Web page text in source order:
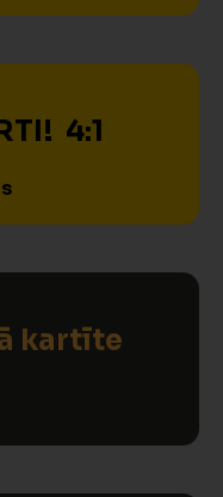
4:1
kartīte